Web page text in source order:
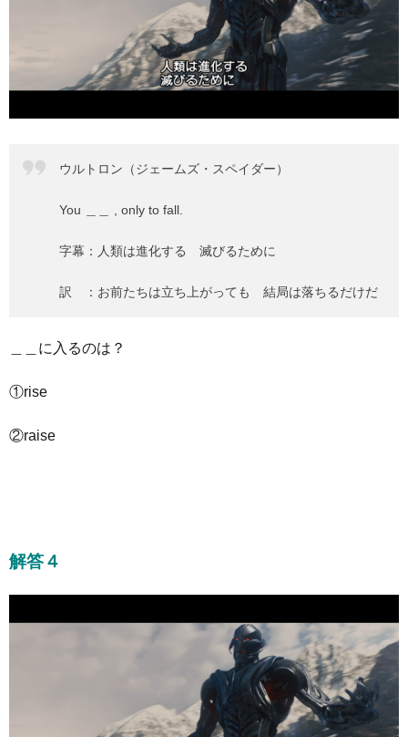
ウルトロン（ジェームズ・スペイダー）
You ＿＿ , only to fall.
字幕：人類は進化する 滅びるために
訳 ：お前たちは立ち上がっても 結局は落ちるだけだ
＿＿に入るのは？
①rise
②raise
解答４